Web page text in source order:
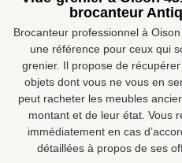
brocanteur
Brocanteur professionnel à
une référence pour ceux qui
grenier. Il propose de
objets dont vous ne vous en
peut racheter les meubles
montant et de leur état. Vous
immédiatement en cas
détaillées à propos de ses